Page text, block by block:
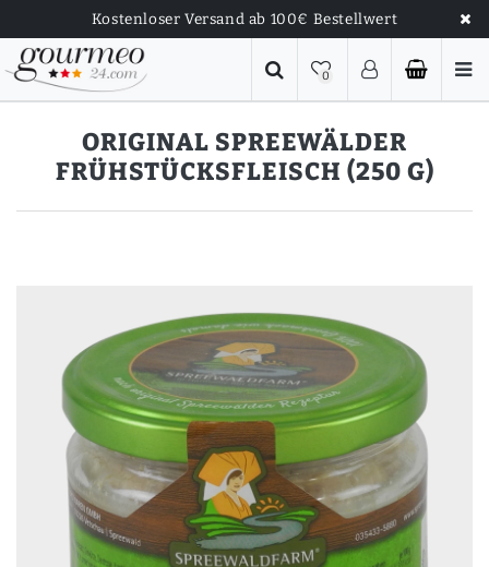
Kostenloser Versand ab 100€ Bestellwert
0
ORIGINAL SPREEWÄLDER
FRÜHSTÜCKSFLEISCH (250 G)